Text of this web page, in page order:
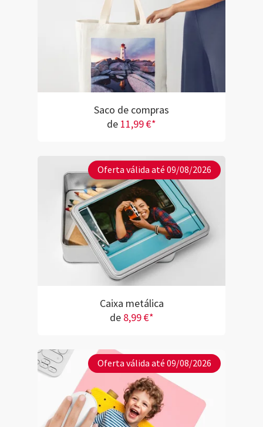
Saco de compras
de 11,99 €*
Oferta válida até 09/08/2026
Caixa metálica
de 8,99 €*
Oferta válida até 09/08/2026